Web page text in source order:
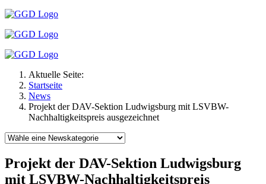
Aktuelle Seite:
Startseite
News
Projekt der DAV-Sektion Ludwigsburg mit LSVBW-
Nachhaltigkeitspreis ausgezeichnet
Projekt der DAV-Sektion Ludwigsburg
mit LSVBW-Nachhaltigkeitspreis